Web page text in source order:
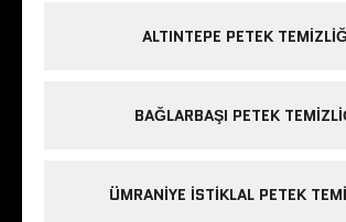
ALTINTEPE PETEK
BAĞLARBAŞI PETEK
ÜMRANIYE ISTIKLAL PETEK